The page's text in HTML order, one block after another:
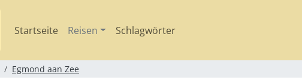
Startseite Reisen Schlagwörter
Egmond aan Zee